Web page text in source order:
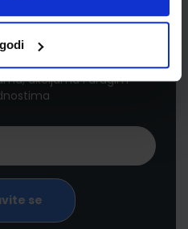
prijava
informacije o novim
akcijama i drugim